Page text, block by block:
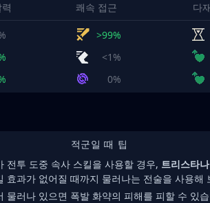
쾌속 접근 다
>99%
<1%
0%
적군일 때 팁
전투 도중 속사 스킬을 사용할 경우, 트리스타
효과가 없어질 때까지 물러나는 전술을 사용해
물러나 있으면 폭발 화약의 피해를 피할 수 있